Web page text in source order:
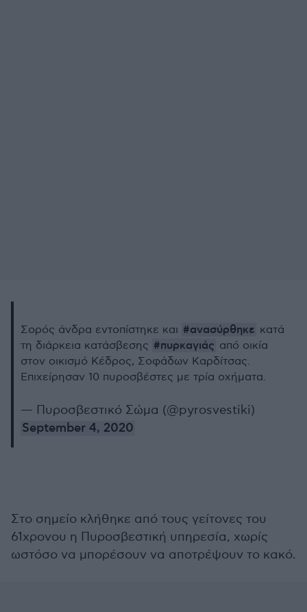
Σορός άνδρα εντοπίστηκε και #ανασύρθηκε κατά
τη διάρκεια κατάσβεσης #πυρκαγιάς από οικία
στον οικισμό Κέδρος, Σοφάδων Καρδίτσας.
Επιχείρησαν 10 πυροσβέστες με τρία οχήματα.
— Πυροσβεστικό Σώμα (@pyrosvestiki)
September 4, 2020
Στο σημείο κλήθηκε από τους γείτονες του
61χρονου η Πυροσβεστική υπηρεσία, χωρίς
ωστόσο να μπορέσουν να αποτρέψουν το κακό.